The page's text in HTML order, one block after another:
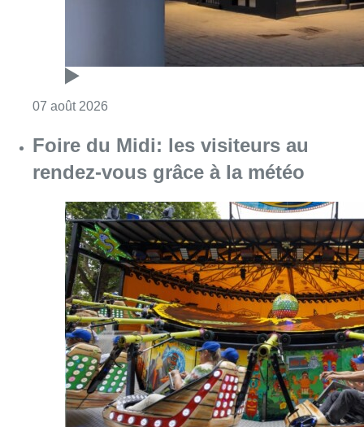
07 août 2026
Foire du Midi: les visiteurs au
rendez-vous grâce à la météo